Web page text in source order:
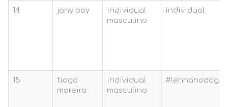
14 jony boy
individual
masculino
individual
15
tiago
moreira
individual
masculino